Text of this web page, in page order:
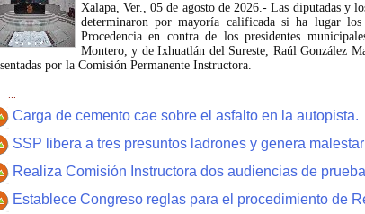
Xalapa, Ver., 05 de agosto de 2026.- Las diputadas y
determinaron por mayoría calificada si ha lugar los
Procedencia en contra de los presidentes
Montero, y de Ixhuatlán del Sureste, Raúl González
por la Comisión Permanente Instructora.
Carga de cemento cae sobre el asfalto en la autopista.
SSP libera a tres presuntos ladrones y genera
Realiza Comisión Instructora dos audiencias de
Establece Congreso reglas para el procedimiento de